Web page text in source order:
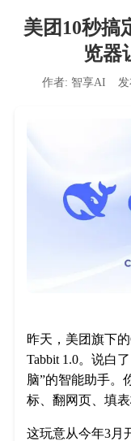
美团10秒搞
览器
作者: 智享AI
昨天，美团旗下
Tabbit 1.0。说白
脑”的智能助手。
标、翻网页、填
这玩意从今年3月